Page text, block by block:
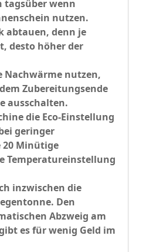
tagsüber wenn
nutzen.
abtauen, denn je
desto höher der
Nachwärme nutzen,
Zubereitungsende
ausschalten.
die Eco-Einstellung
geringer
20 Minütige
Temperatureinstellung
inzwischen die
Den
Abzweig am
es für wenig Geld im